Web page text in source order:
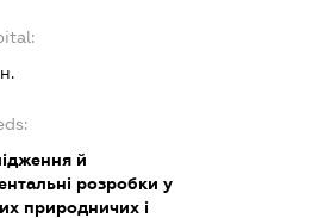
й
розробки у
природничих і